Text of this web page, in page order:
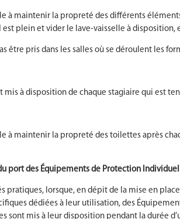
à maintenir la propreté des différents
est plein et vider le lave-vaisselle à
être pris dans les salles où se déroulent les
mis à disposition de chaque stagiaire qui est
à maintenir la propreté des toilettes après
port des Équipements de Protection
pratiques, lorsque, en dépit de la mise en
dédiées à leur utilisation, des
sont mis à leur disposition pendant la durée